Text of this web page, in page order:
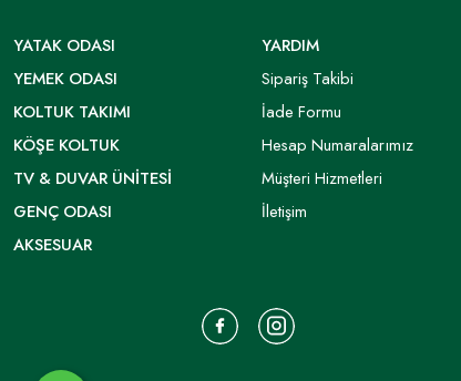
YATAK ODASI
YEMEK ODASI
KOLTUK TAKIMI
KÖŞE KOLTUK
TV & DUVAR ÜNITESI
GENÇ ODASI
AKSESUAR
YARDIM
Sipariş Takibi
İade Formu
Hesap Numaralarımız
Müşteri Hizmetleri
İletişim